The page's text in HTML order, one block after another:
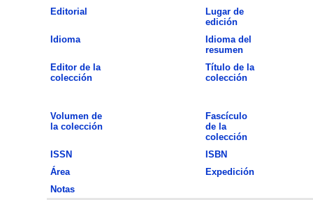
Editorial
Lugar de
edición
Idioma
Idioma del
resumen
Editor de la
colección
Título de la
colección
Volumen de
la colección
Fascículo
de la
colección
ISSN
ISBN
Área
Expedición
Notas